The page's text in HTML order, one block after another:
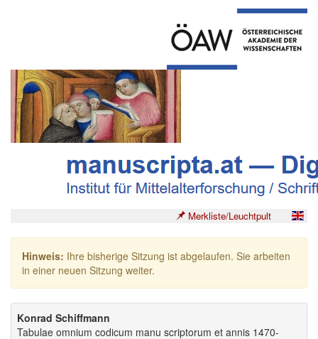
Merkliste/Leuchtpult
Hinweis: Ihre bisherige Sitzung ist abgelaufen. Sie arbeiten
in einer neuen Sitzung weiter.
Konrad Schiffmann
Tabulae omnium codicum manu scriptorum et annis 1470-